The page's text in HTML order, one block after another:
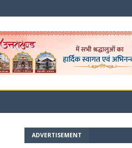
ADVERTISEMENT